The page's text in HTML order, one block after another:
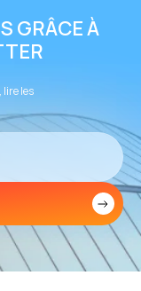
GRÂCE À
lire les